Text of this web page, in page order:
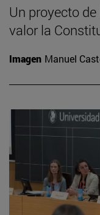
Un proyecto
valor la
Imagen Manuel